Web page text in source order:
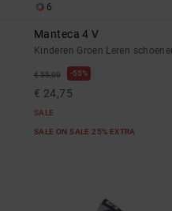
6
Manteca 4 V
Kinderen Groen Leren
€ 55,00 55%
€ 24,75
SALE
SALE ON SALE 25% EXTRA